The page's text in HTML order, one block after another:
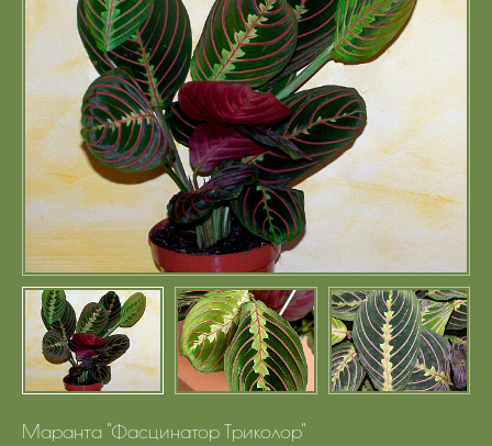
Маранта "Фасцинатор Триколор"
Контакты